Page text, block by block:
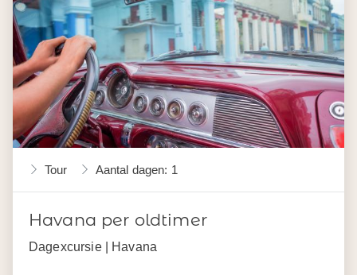
Tour Aantal dagen: 1
Havana per oldtimer
Dagexcursie | Havana